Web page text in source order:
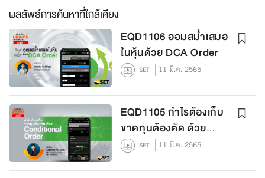
ผลลัพธ์การค้นหาที่ใกล้เคียง
EQD1106 ออมสม่ำเสมอ
ในหุ้นด้วย DCA Order
SET 11 มี.ค. 2565
EQD1105 กำไรต้องเก็บ
ขาดทุนต้องตัด ด้วย
Conditional Order
SET 11 มี.ค. 2565